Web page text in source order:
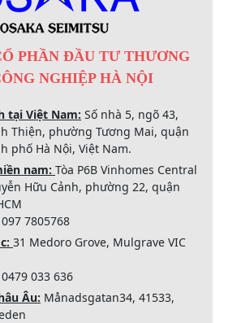
PHẦN ĐẦU TƯ THƯƠNG
NGHIỆP HÀ NỘI
tại Việt Nam: Số nhà 5, ngõ 43,
Thiện, phường Tương Mai, quận
phố Hà Nội, Việt Nam.
nam: Tòa P6B Vinhomes Central
Hữu Cảnh, phường 22, quận
7805768
31 Medoro Grove, Mulgrave VIC
033 636
Âu: Månadsgatan34, 41533,